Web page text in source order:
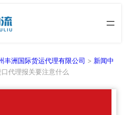
丰洲国际货运代理有限公司 > 新闻中
代理报关要注意什么